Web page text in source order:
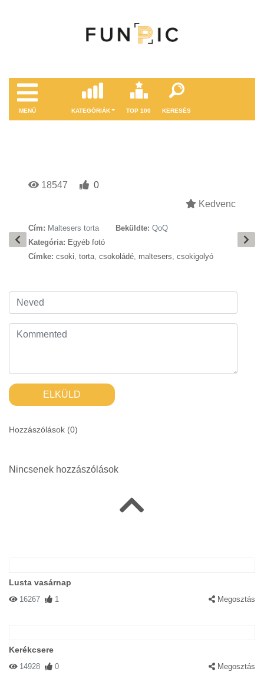
MENÜ KATEGÓRIÁK TOP 100 KERESÉS
18547
0
Kedvenc
Cím: Maltesers torta Beküldte: QoQ
Kategória: Egyéb fotó
Címke: csoki, torta, csokoládé, maltesers, csokigolyó
ELKÜLD
Hozzászólások (0)
Nincsenek hozzászólások
Lusta vasárnap
16267 1 Megosztás
Kerékcsere
14928 0 Megosztás